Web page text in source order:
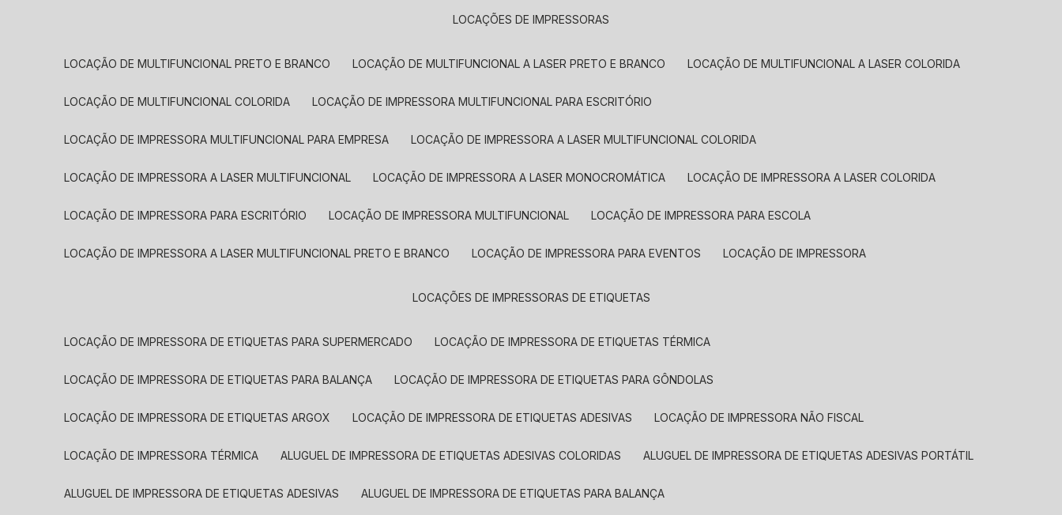
LOCAÇÕES DE IMPRESSORAS
LOCAÇÃO DE MULTIFUNCIONAL PRETO E BRANCO LOCAÇÃO DE MULTIFUNCIONAL A LASER PRETO E BRANCO LOCAÇÃO DE MULTIFUNCIONAL A LASER COLORIDA
LOCAÇÃO DE MULTIFUNCIONAL COLORIDA LOCAÇÃO DE IMPRESSORA MULTIFUNCIONAL PARA ESCRITÓRIO
LOCAÇÃO DE IMPRESSORA MULTIFUNCIONAL PARA EMPRESA LOCAÇÃO DE IMPRESSORA A LASER MULTIFUNCIONAL COLORIDA
LOCAÇÃO DE IMPRESSORA A LASER MULTIFUNCIONAL LOCAÇÃO DE IMPRESSORA A LASER MONOCROMÁTICA LOCAÇÃO DE IMPRESSORA A LASER COLORIDA
LOCAÇÃO DE IMPRESSORA PARA ESCRITÓRIO LOCAÇÃO DE IMPRESSORA MULTIFUNCIONAL LOCAÇÃO DE IMPRESSORA PARA ESCOLA
LOCAÇÃO DE IMPRESSORA A LASER MULTIFUNCIONAL PRETO E BRANCO LOCAÇÃO DE IMPRESSORA PARA EVENTOS LOCAÇÃO DE IMPRESSORA
LOCAÇÕES DE IMPRESSORAS DE ETIQUETAS
LOCAÇÃO DE IMPRESSORA DE ETIQUETAS PARA SUPERMERCADO LOCAÇÃO DE IMPRESSORA DE ETIQUETAS TÉRMICA
LOCAÇÃO DE IMPRESSORA DE ETIQUETAS PARA BALANÇA LOCAÇÃO DE IMPRESSORA DE ETIQUETAS PARA GÔNDOLAS
LOCAÇÃO DE IMPRESSORA DE ETIQUETAS ARGOX LOCAÇÃO DE IMPRESSORA DE ETIQUETAS ADESIVAS LOCAÇÃO DE IMPRESSORA NÃO FISCAL
LOCAÇÃO DE IMPRESSORA TÉRMICA ALUGUEL DE IMPRESSORA DE ETIQUETAS ADESIVAS COLORIDAS ALUGUEL DE IMPRESSORA DE ETIQUETAS ADESIVAS PORTÁTIL
ALUGUEL DE IMPRESSORA DE ETIQUETAS ADESIVAS ALUGUEL DE IMPRESSORA DE ETIQUETAS PARA BALANÇA